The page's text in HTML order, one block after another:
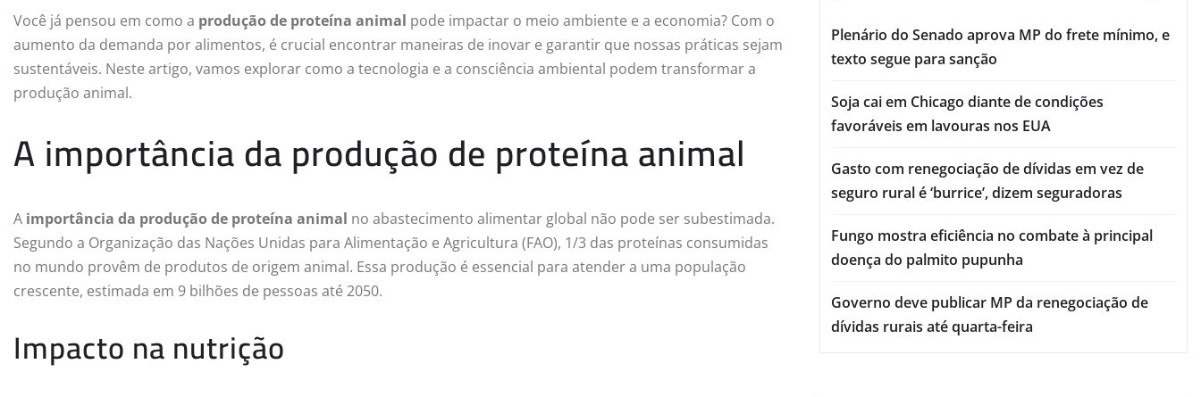
Você já pensou em como a produção de proteína animal pode impactar o meio ambiente e a economia? Com o
aumento da demanda por alimentos, é crucial encontrar maneiras de inovar e garantir que nossas práticas sejam
sustentáveis. Neste artigo, vamos explorar como a tecnologia e a consciência ambiental podem transformar a
produção animal.
A importância da produção de proteína animal
A importância da produção de proteína animal no abastecimento alimentar global não pode ser subestimada.
Segundo a Organização das Nações Unidas para Alimentação e Agricultura (FAO), 1/3 das proteínas consumidas
no mundo provêm de produtos de origem animal. Essa produção é essencial para atender a uma população
crescente, estimada em 9 bilhões de pessoas até 2050.
Impacto na nutrição
Plenário do Senado aprova MP do frete mínimo, e
texto segue para sanção
Soja cai em Chicago diante de condições
favoráveis em lavouras nos EUA
Gasto com renegociação de dívidas em vez de
seguro rural é ‘burrice’, dizem seguradoras
Fungo mostra eficiência no combate à principal
doença do palmito pupunha
Governo deve publicar MP da renegociação de
dívidas rurais até quarta-feira